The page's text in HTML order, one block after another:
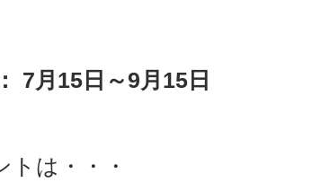
7月15日～9月15日
トは・・・